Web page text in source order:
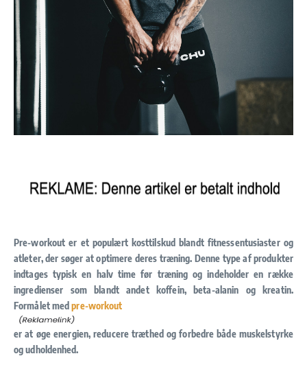
Pre-workout er et populært kosttilskud blandt fitnessentusiaster og
atleter, der søger at optimere deres træning. Denne type af produkter
indtages typisk en halv time før træning og indeholder en række
ingredienser som blandt andet koffein, beta-alanin og kreatin.
Formålet medpre-workout
er at øge energien, reducere træthed og forbedre både muskelstyrke
og udholdenhed.